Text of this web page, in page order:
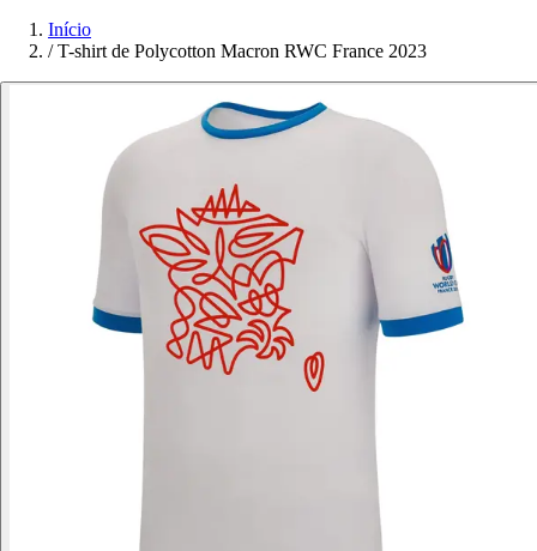
Início
/ T-shirt de Polycotton Macron RWC France 2023